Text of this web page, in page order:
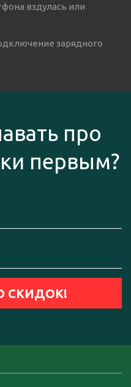
вздулась или
зарядного
про
первым?